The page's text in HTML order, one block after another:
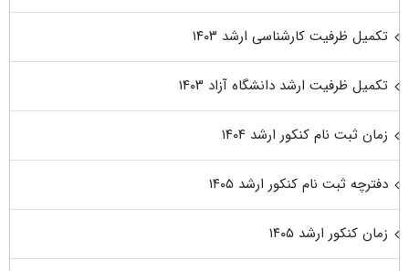
تکمیل ظرفیت کارشناسی ارشد ۱۴۰۳
تکمیل ظرفیت ارشد دانشگاه آزاد ۱۴۰۳
زمان ثبت نام کنکور ارشد ۱۴۰۴
دفترچه ثبت نام کنکور ارشد ۱۴۰۵
زمان کنکور ارشد ۱۴۰۵